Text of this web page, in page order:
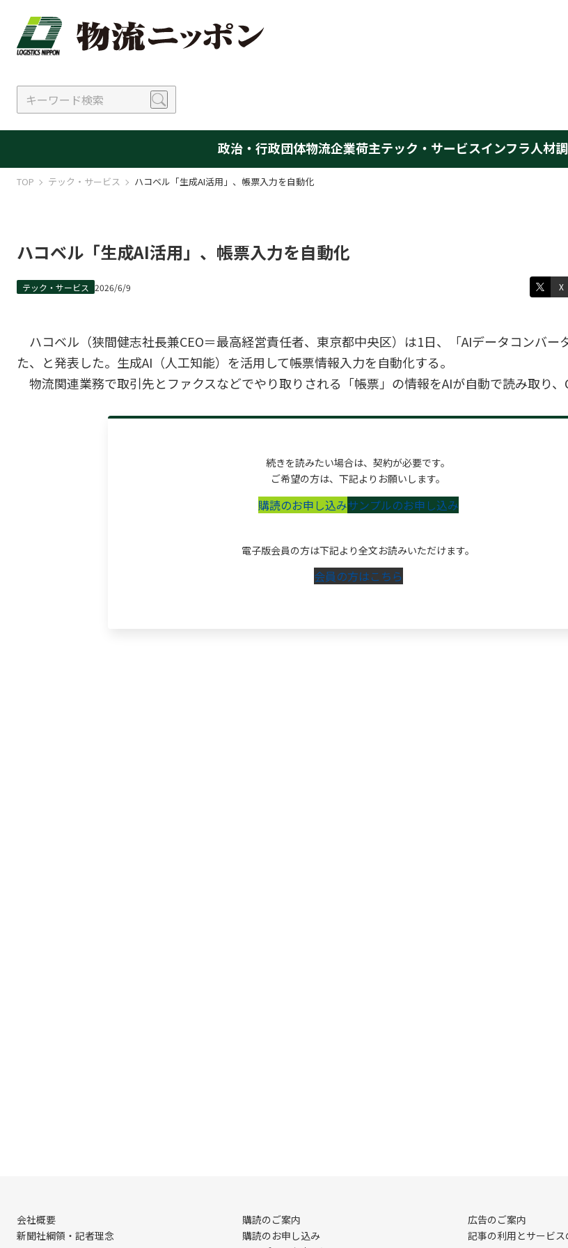
政治・行政団体物流企業荷主テック・サービスインフラ人材
TOP テック・サービス ハコベル「生成AI活用」、帳票入力を自動化
ハコベル「生成AI活用」、帳票入力を自動化
テック・サービス 2026/6/9 X
ハコベル（狭間健志社長兼CEO＝最高経営責任者、東京都中央区）は1日、「AIデータコンバー
た、と発表した。生成AI（人工知能）を活用して帳票情報入力を自動化する。
物流関連業務で取引先とファクスなどでやり取りされる「帳票」の情報をAIが自動で読み取り、
続きを読みたい場合は、契約が必要です。
ご希望の方は、下記よりお願いします。
購読のお申し込みサンプルのお申し込み
電子版会員の方は下記より全文お読みいただけます。
会員の方はこちら
会社概要
新聞社綱領・記者理念
購読のご案内
購読のお申し込み
広告のご案内
記事の利用とサービス